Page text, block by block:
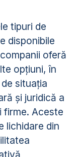
tipuri de
disponibile
oferă
opțiuni, în
situația
și juridică a
firme. Aceste
lichidare din